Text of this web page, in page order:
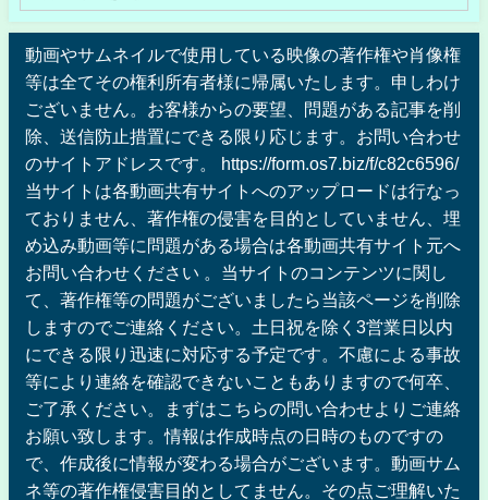
動画やサムネイルで使用している映像の著作権や肖像権
等は全てその権利所有者様に帰属いたします。申しわけ
ございません。お客様からの要望、問題がある記事を削
除、送信防止措置にできる限り応じます。お問い合わせ
のサイトアドレスです。 https://form.os7.biz/f/c82c6596/
当サイトは各動画共有サイトへのアップロードは行なっ
ておりません、著作権の侵害を目的としていません、埋
め込み動画等に問題がある場合は各動画共有サイト元へ
お問い合わせください 。当サイトのコンテンツに関し
て、著作権等の問題がございましたら当該ページを削除
しますのでご連絡ください。土日祝を除く3営業日以内
にできる限り迅速に対応する予定です。不慮による事故
等により連絡を確認できないこともありますので何卒、
ご了承ください。まずはこちらの問い合わせよりご連絡
お願い致します。情報は作成時点の日時のものですの
で、作成後に情報が変わる場合がございます。動画サム
ネ等の著作権侵害目的としてません。その点ご理解いた